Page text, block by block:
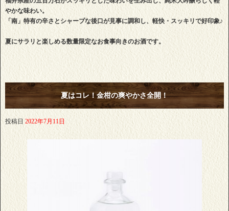
やかな味わい。
「南」特有の辛さとシャープな後口が見事に調和し、軽快・スッキリで好印象♪
夏にサラリと楽しめる数量限定なお食事向きのお酒です。
夏はコレ！金柑の爽やかさ全開！
投稿日 2022年7月11日